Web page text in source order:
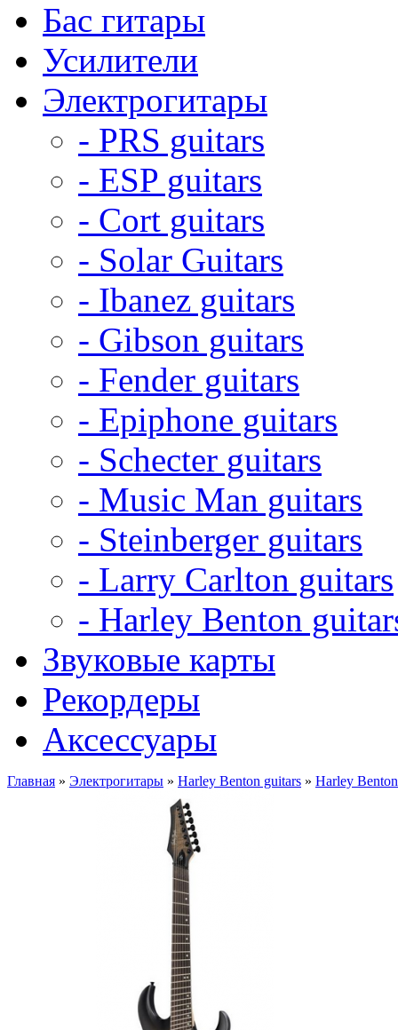
Бас гитары
Усилители
Электрогитары
- PRS guitars
- ESP guitars
- Cort guitars
- Solar Guitars
- Ibanez guitars
- Gibson guitars
- Fender guitars
- Epiphone guitars
- Schecter guitars
- Music Man guitars
- Steinberger guitars
- Larry Carlton guitars
- Harley Benton
Звуковые карты
Рекордеры
Аксессуары
Главная » Электрогитары » Harley Benton guitars » Harley